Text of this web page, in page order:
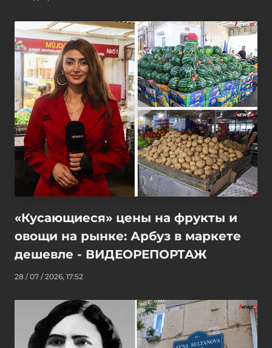
«Кусающиеся» цены на фрукты и
овощи на рынке: Арбуз в маркете
дешевле - ВИДЕОРЕПОРТАЖ
28 / 07 / 2026, 17:52